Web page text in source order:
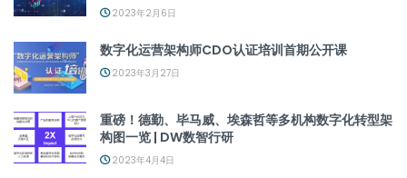
2023年2月6日
数字化运营架构师CDO认证培训首期公开课
2023年3月27日
重磅！德勤、毕马威、埃森哲等多机构数字化转型架
构图一览 | DW数智行研
2023年4月4日